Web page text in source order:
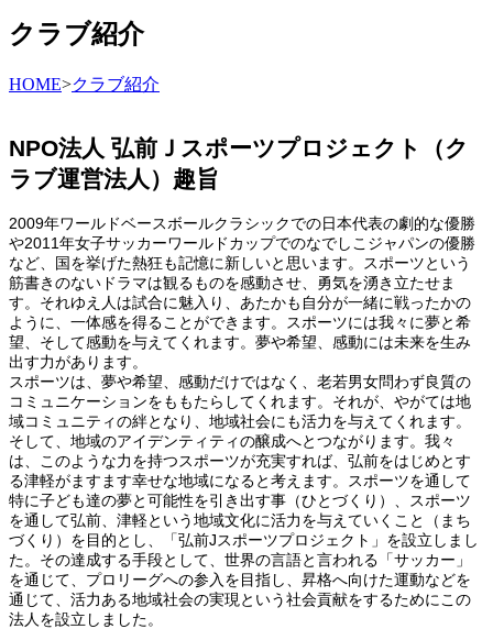
クラブ紹介
HOME>クラブ紹介
NPO法人 弘前Ｊスポーツプロジェクト
（ク
ラブ運営法人） 趣旨
2009年ワールドベースボールクラシックでの日本代表の劇的な優勝
や2011年女子サッカーワールドカップでのなでしこジャパンの優勝
など、国を挙げた熱狂も記憶に新しいと思います。スポーツという
筋書きのないドラマは観るものを感動させ、勇気を湧き立たせま
す。それゆえ人は試合に魅入り、あたかも自分が一緒に戦ったかの
ように、一体感を得ることができます。スポーツには我々に夢と希
望、そして感動を与えてくれます。夢や希望、感動には未来を生み
出す力があります。
スポーツは、夢や希望、感動だけではなく、老若男女問わず良質の
コミュニケーションをももたらしてくれます。それが、やがては地
域コミュニティの絆となり、地域社会にも活力を与えてくれます。
そして、地域のアイデンティティの醸成へとつながります。我々
は、このような力を持つスポーツが充実すれば、弘前をはじめとす
る津軽がますます幸せな地域になると考えます。スポーツを通して
特に子ども達の夢と可能性を引き出す事（ひとづくり）、スポーツ
を通して弘前、津軽という地域文化に活力を与えていくこと（まち
づくり）を目的とし、「弘前Jスポーツプロジェクト」を設立しまし
た。その達成する手段として、世界の言語と言われる「サッカー」
を通じて、プロリーグへの参入を目指し、昇格へ向けた運動などを
通じて、活力ある地域社会の実現という社会貢献をするためにこの
法人を設立しました。